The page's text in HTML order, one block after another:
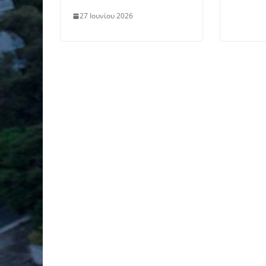
27 Ιουνίου 2026